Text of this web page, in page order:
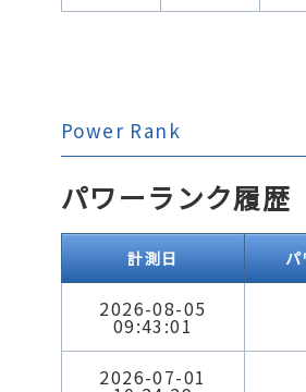
Power Rank
パワーランク履歴
計測日
2026-08-05
09:43:01
2026-07-01